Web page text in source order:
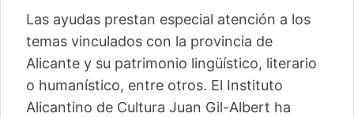
Las ayudas prestan especial atención a los
temas vinculados con la provincia de
Alicante y su patrimonio lingüístico, literario
o humanístico, entre otros. El Instituto
Alicantino de Cultura Juan Gil-Albert ha